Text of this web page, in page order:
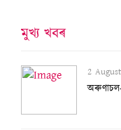
মুখ্য খবৰ
2